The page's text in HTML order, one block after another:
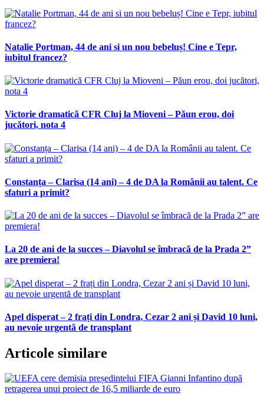
Natalie Portman, 44 de ani si un nou bebeluș! Cine e Tepr,
iubitul francez?
Victorie dramatică CFR Cluj la Mioveni – Păun erou, doi
jucători, nota 4
Constanța – Clarisa (14 ani) – 4 de DA la Românii au talent. Ce
sfaturi a primit?
La 20 de ani de la succes – Diavolul se îmbracă de la Prada 2”
are premiera!
Apel disperat – 2 frați din Londra, Cezar 2 ani și David 10 luni,
au nevoie urgentă de transplant
Articole similare